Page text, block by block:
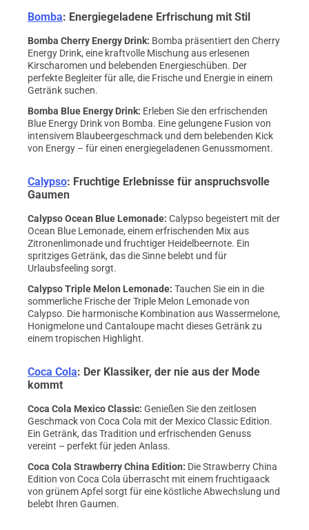
Bomba: Energiegeladene Erfrischung mit Stil
Bomba Cherry Energy Drink: Bomba präsentiert den Cherry
Energy Drink, eine kraftvolle Mischung aus erlesenen
Kirscharomen und belebenden Energieschüben. Der
perfekte Begleiter für alle, die Frische und Energie in einem
Getränk suchen.
Bomba Blue Energy Drink: Erleben Sie den erfrischenden
Blue Energy Drink von Bomba. Eine gelungene Fusion von
intensivem Blaubeergeschmack und dem belebenden Kick
von Energy – für einen energiegeladenen Genussmoment.
Calypso: Fruchtige Erlebnisse für anspruchsvolle
Gaumen
Calypso Ocean Blue Lemonade: Calypso begeistert mit der
Ocean Blue Lemonade, einem erfrischenden Mix aus
Zitronenlimonade und fruchtiger Heidelbeernote. Ein
spritziges Getränk, das die Sinne belebt und für
Urlaubsfeeling sorgt.
Calypso Triple Melon Lemonade: Tauchen Sie ein in die
sommerliche Frische der Triple Melon Lemonade von
Calypso. Die harmonische Kombination aus Wassermelone,
Honigmelone und Cantaloupe macht dieses Getränk zu
einem tropischen Highlight.
Coca Cola: Der Klassiker, der nie aus der Mode
kommt
Coca Cola Mexico Classic: Genießen Sie den zeitlosen
Geschmack von Coca Cola mit der Mexico Classic Edition.
Ein Getränk, das Tradition und erfrischenden Genuss
vereint – perfekt für jeden Anlass.
Coca Cola Strawberry China Edition: Die Strawberry China
Edition von Coca Cola überrascht mit einem fruchtigaack
von grünem Apfel sorgt für eine köstliche Abwechslung und
belebt Ihren Gaumen.